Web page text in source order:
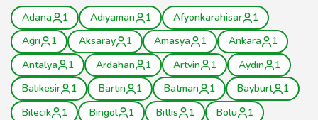
Adana 1 Adıyaman 1 Afyonkarahisar
1
Ağrı
1 Aksaray 1 Amasya 1 Ankara
1
Antalya
1 Ardahan 1 Artvin 1 Aydın
1
Balıkesir
1 Bartın 1 Batman 1 Bayburt
1
Bilecik
1 Bingöl 1 Bitlis 1 Bolu
1